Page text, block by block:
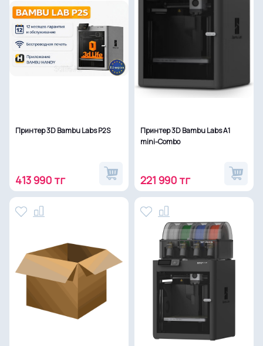
Принтер 3D Bambu Labs P2S
413 990 тг
Принтер 3D Bambu Labs A1
mini-Combo
221 990 тг